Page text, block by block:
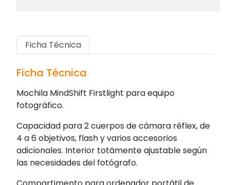
Ficha Técnica
Ficha Técnica
Mochila MindShift Firstlight para equipo
fotográfico.
Capacidad para 2 cuerpos de cámara réflex, de
4 a 6 objetivos, flash y varios accesorios
adicionales. Interior totámente ajustable según
las necesidades del fotógrafo.